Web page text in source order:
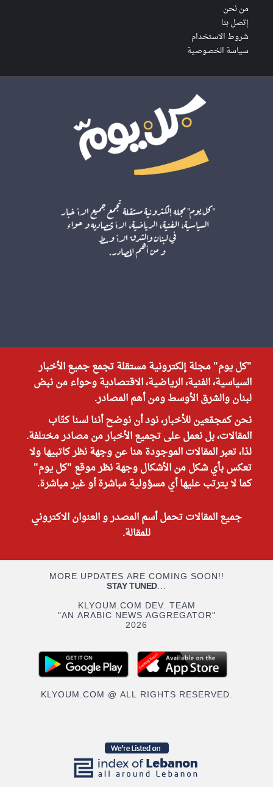
من نحن
إتصل بنا
شروط الاستخدام
سياسة الخصوصية
"كل يوم" مجلة إلكترونية مستقلة تجمع جميع الأخبار
السياسية، الفنية، الرياضية، الاقتصادية وحواء من نبض
لبنان والشرق الأوسط ومن أهم المصادر.
نحن كمجمّعين للأخبار، نود أن نوضح أننا لسنا كتّاب
المقالات، بل نعمل على تجميع الأخبار من مصادر مختلفة.
لذا، تعبر المقالات الموجودة هنا عن وجهة نظر كاتبيها ولا
تعكس بأي شكل من الأشكال وجهة نظر موقع "كل يوم"
كما لا يترتب عليها أي مسؤولية مباشرة أو غير مباشرة.
جميع المقالات تحمل أسم المصدر و العنوان الاكتروني
للمقالة.
MORE UPDATES ARE COMING SOON!!
STAY TUNED...
KLYOUM.COM DEV. TEAM
"AN ARABIC NEWS AGGREGATOR"
2026
KLYOUM.COM @ ALL RIGHTS RESERVED.